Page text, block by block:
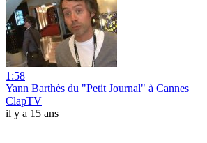
1:58
Yann Barthès du "Petit Journal" à Cannes
ClapTV
il y a 15 ans